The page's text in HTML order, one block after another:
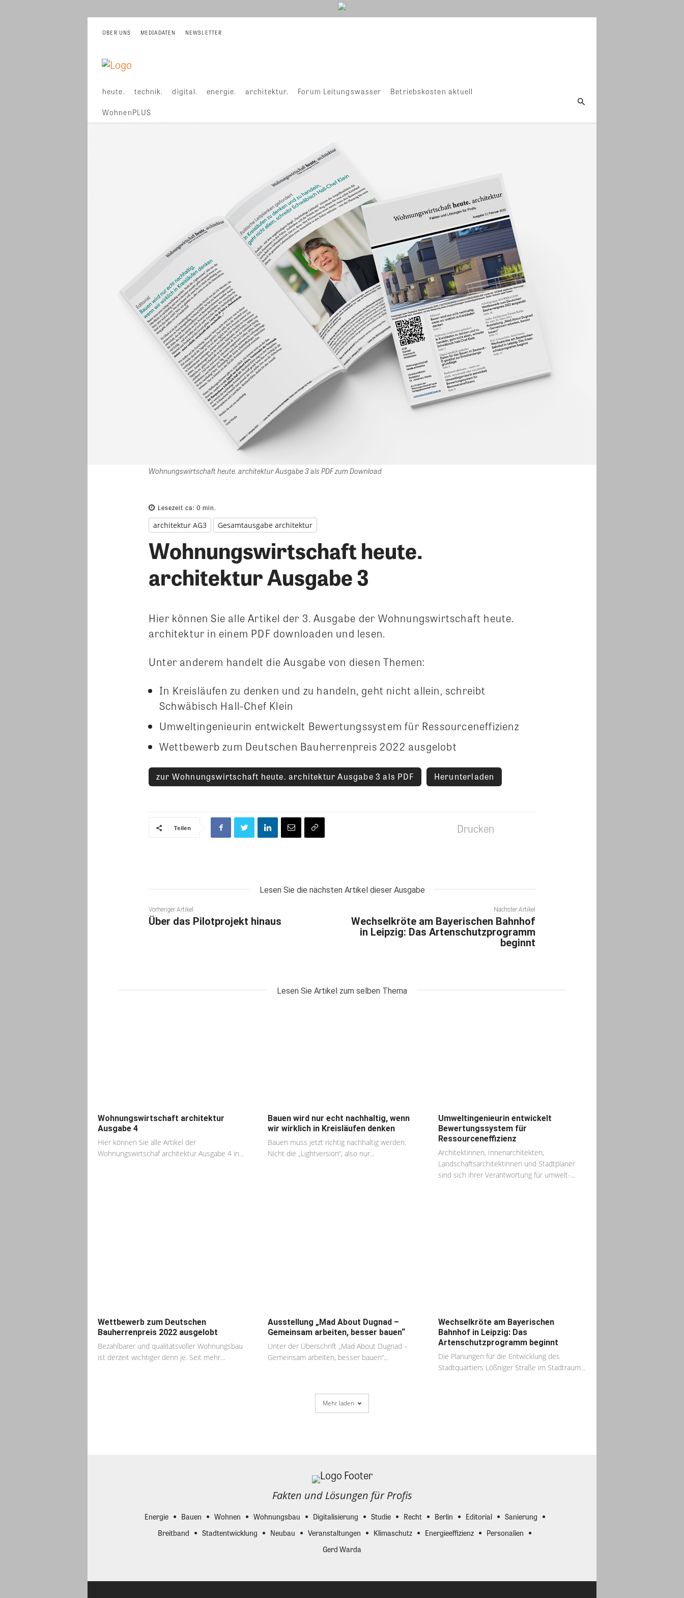
ÜBER UNS MEDIADATEN NEWSLETTER
heute. technik. digital. energie. architektur. Forum Leitungswasser Betriebskosten aktuell
WohnenPLUS
Wohnungswirtschaft heute. architektur Ausgabe 3 als PDF zum Download
Lesezeit ca: 0 min.
architektur AG3 Gesamtausgabe architektur
Wohnungswirtschaft heute.
architektur Ausgabe 3
Hier können Sie alle Artikel der 3. Ausgabe der Wohnungswirtschaft heute.
architektur in einem PDF downloaden und lesen.
Unter anderem handelt die Ausgabe von diesen Themen:
In Kreisläufen zu denken und zu handeln, geht nicht allein, schreibt
Schwäbisch Hall-Chef Klein
Umweltingenieurin entwickelt Bewertungssystem für Ressourceneffizienz
Wettbewerb zum Deutschen Bauherrenpreis 2022 ausgelobt
zur Wohnungswirtschaft heute. architektur Ausgabe 3 als PDF Herunterladen
Teilen Drucken
Lesen Sie die nächsten Artikel dieser Ausgabe
Vorheriger Artikel
Über das Pilotprojekt hinaus
Nächster Artikel
Wechselkröte am Bayerischen Bahnhof
in Leipzig: Das Artenschutzprogramm
beginnt
Lesen Sie Artikel zum selben Thema
Wohnungswirtschaft architektur
Ausgabe 4
Hier können Sie alle Artikel der
Wohnungswirtschaf architektur Ausgabe 4 in...
Bauen wird nur echt nachhaltig, wenn
wir wirklich in Kreisläufen denken
Bauen muss jetzt richtig nachhaltig werden.
Nicht die „Lightversion“, also nur...
Umweltingenieurin entwickelt
Bewertungssystem für
Ressourceneffizienz
Architektinnen, Innenarchitekten,
Landschaftsarchitektinnen und Stadtplaner
sind sich ihrer Verantwortung für umwelt-...
Wettbewerb zum Deutschen
Bauherrenpreis 2022 ausgelobt
Bezahlbarer und qualitätsvoller Wohnungsbau
ist derzeit wichtiger denn je. Seit mehr...
Ausstellung „Mad About Dugnad –
Gemeinsam arbeiten, besser bauen“
Unter der Überschrift „Mad About Dugnad –
Gemeinsam arbeiten, besser bauen“...
Wechselkröte am Bayerischen
Bahnhof in Leipzig: Das
Artenschutzprogramm beginnt
Die Planungen für die Entwicklung des
Stadtquartiers Lößniger Straße im Stadtraum...
Mehr laden
Fakten und Lösungen für Profis
Energie Bauen Wohnen Wohnungsbau Digitalisierung Studie Recht Berlin Editorial
Sanierung
Breitband
Stadtentwicklung Neubau Veranstaltungen Klimaschutz Energieeffizienz
Personalien
Gerd Warda